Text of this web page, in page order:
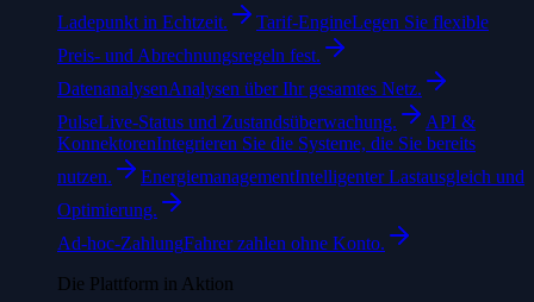
Ladepunkt in Echtzeit.
Tarif-EngineLegen Sie flexible
Preis- und Abrechnungsregeln fest.
DatenanalysenAnalysen über Ihr gesamtes Netz.
PulseLive-Status und Zustandsüberwachung.
API &
KonnektorenIntegrieren Sie die Systeme, die Sie bereits
nutzen.
EnergiemanagementIntelligenter Lastausgleich und
Optimierung.
Ad-hoc-ZahlungFahrer zahlen ohne Konto.
Die Plattform in Aktion